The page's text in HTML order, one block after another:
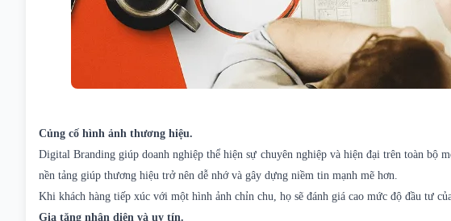
Củng cố hình ảnh thương hiệu.
Digital Branding giúp doanh nghiệp thể hiện sự chuyên nghiệp và hiện đại trên toàn bộ
nền tảng giúp thương hiệu trở nên dễ nhớ và gây dựng niềm tin mạnh mẽ hơn.
Khi khách hàng tiếp xúc với một hình ảnh chỉn chu, họ sẽ đánh giá cao mức độ đầu tư
Gia tăng nhận diện và uy tín.